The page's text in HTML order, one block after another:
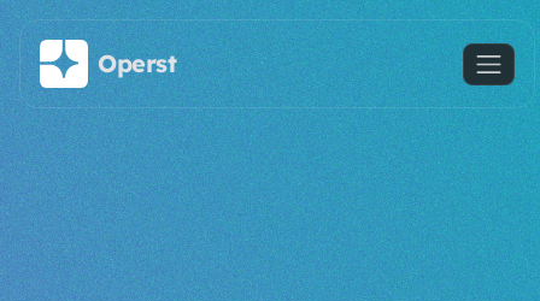
주요 콘텐츠로 건너뛰기
Operst